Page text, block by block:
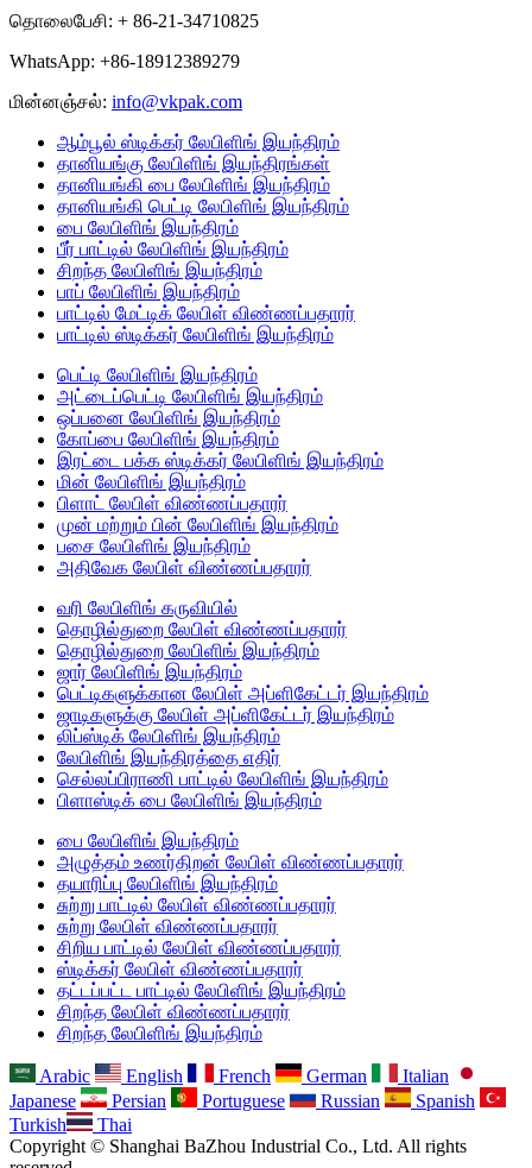
தொலைபேசி: + 86-21-34710825
WhatsApp: +86-18912389279
மின்னஞ்சல்: info@vkpak.com
ஆம்பூல் ஸ்டிக்கர் லேபிளிங் இயந்திரம்
தானியங்கு லேபிளிங் இயந்திரங்கள்
தானியங்கி பை லேபிளிங் இயந்திரம்
தானியங்கி பெட்டி லேபிளிங் இயந்திரம்
பை லேபிளிங் இயந்திரம்
பீர் பாட்டில் லேபிளிங் இயந்திரம்
சிறந்த லேபிளிங் இயந்திரம்
பாப் லேபிளிங் இயந்திரம்
பாட்டில் மேட்டிக் லேபிள் விண்ணப்பதாரர்
பாட்டில் ஸ்டிக்கர் லேபிளிங் இயந்திரம்
பெட்டி லேபிளிங் இயந்திரம்
அட்டைப்பெட்டி லேபிளிங் இயந்திரம்
ஒப்பனை லேபிளிங் இயந்திரம்
கோப்பை லேபிளிங் இயந்திரம்
இரட்டை பக்க ஸ்டிக்கர் லேபிளிங் இயந்திரம்
மின் லேபிளிங் இயந்திரம்
பிளாட் லேபிள் விண்ணப்பதாரர்
முன் மற்றும் பின் லேபிளிங் இயந்திரம்
பசை லேபிளிங் இயந்திரம்
அதிவேக லேபிள் விண்ணப்பதாரர்
வரி லேபிளிங் கருவியில்
தொழில்துறை லேபிள் விண்ணப்பதாரர்
தொழில்துறை லேபிளிங் இயந்திரம்
ஜார் லேபிளிங் இயந்திரம்
பெட்டிகளுக்கான லேபிள் அப்ளிகேட்டர் இயந்திரம்
ஜாடிகளுக்கு லேபிள் அப்ளிகேட்டர் இயந்திரம்
லிப்ஸ்டிக் லேபிளிங் இயந்திரம்
லேபிளிங் இயந்திரத்தை எதிர்
செல்லப்பிராணி பாட்டில் லேபிளிங் இயந்திரம்
பிளாஸ்டிக் பை லேபிளிங் இயந்திரம்
பை லேபிளிங் இயந்திரம்
அழுத்தம் உணர்திறன் லேபிள் விண்ணப்பதாரர்
தயாரிப்பு லேபிளிங் இயந்திரம்
சுற்று பாட்டில் லேபிள் விண்ணப்பதாரர்
சுற்று லேபிள் விண்ணப்பதாரர்
சிறிய பாட்டில் லேபிள் விண்ணப்பதாரர்
ஸ்டிக்கர் லேபிள் விண்ணப்பதாரர்
தட்டப்பட்ட பாட்டில் லேபிளிங் இயந்திரம்
சிறந்த லேபிள் விண்ணப்பதாரர்
சிறந்த லேபிளிங் இயந்திரம்
Arabic English French German
Italian
Japanese
Persian Portuguese Russian
Spanish
Turkish
Thai
Copyright © Shanghai BaZhou Industrial Co., Ltd. All rights